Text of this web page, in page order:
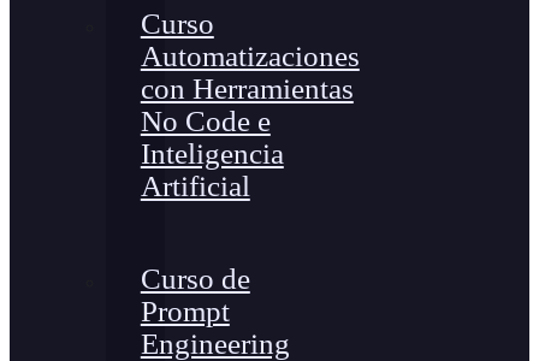
Curso
Automatizaciones
con Herramientas
No Code e
Inteligencia
Artificial
Curso de
Prompt
Engineering